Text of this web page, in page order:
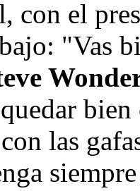
con el
"Vas
las